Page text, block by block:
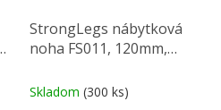
StrongLegs nábytková
noha FS011, 120mm,
Skladom (300 ks)